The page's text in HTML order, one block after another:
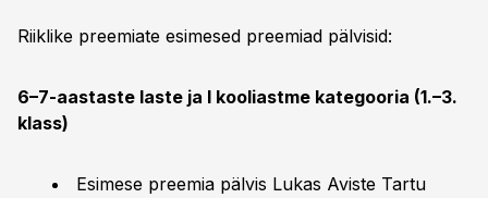
Riiklike preemiate esimesed preemiad pälvisid:
6–7-aastaste laste ja I kooliastme kategooria (1.–3.
klass)
Esimese preemia pälvis Lukas Aviste Tartu